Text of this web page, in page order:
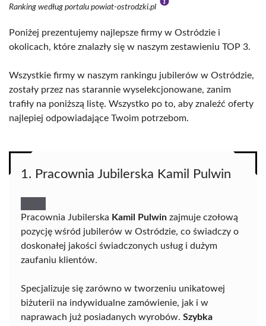
Ranking według portalu powiat-ostrodzki.pl
Poniżej prezentujemy najlepsze firmy w Ostródzie i
okolicach, które znalazły się w naszym zestawieniu TOP 3.
Wszystkie firmy w naszym rankingu jubilerów w Ostródzie,
zostały przez nas starannie wyselekcjonowane, zanim
trafiły na poniższą listę. Wszystko po to, aby znaleźć oferty
najlepiej odpowiadające Twoim potrzebom.
1. Pracownia Jubilerska Kamil Pulwin
Pracownia Jubilerska Kamil Pulwin zajmuje czołową
pozycję wśród jubilerów w Ostródzie, co świadczy o
doskonałej jakości świadczonych usług i dużym
zaufaniu klientów.
Specjalizuje się zarówno w tworzeniu unikatowej
biżuterii na indywidualne zamówienie, jak i w
naprawach już posiadanych wyrobów. Szybka